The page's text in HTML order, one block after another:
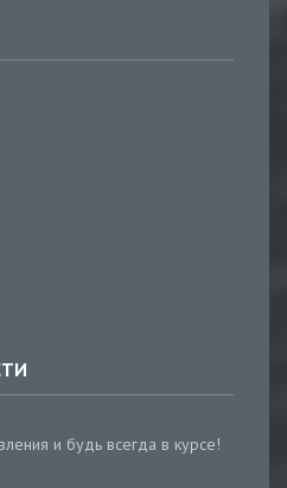
и будь всегда в курсе!